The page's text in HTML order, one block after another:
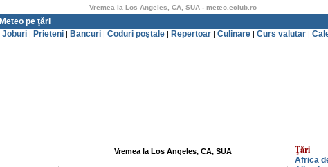
Vremea la Los Angeles, CA, SUA - meteo.eclub.ro
Meteo pe ţări
Joburi | Prieteni | Bancuri | Coduri poştale | Repertoar | Culinare | Curs valutar |
Vremea la Los Angeles, CA, SUA Ţări
Africa